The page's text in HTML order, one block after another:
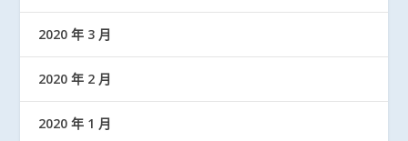
2020 年 3 月
2020 年 2 月
2020 年 1 月